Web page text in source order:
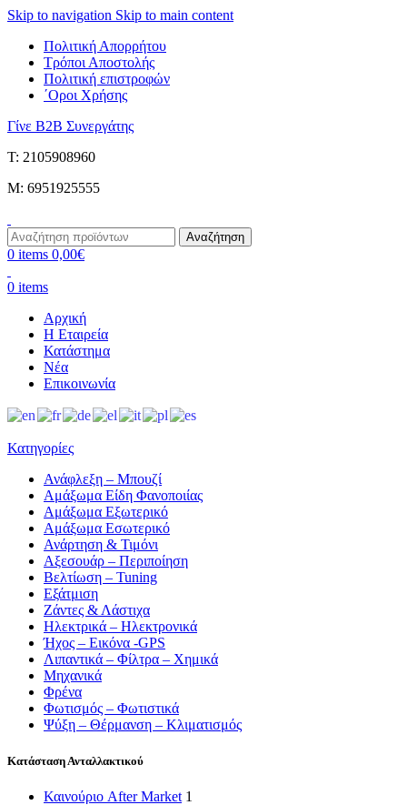
Skip to navigation Skip to main content
Πολιτική Απορρήτου
Τρόποι Αποστολής
Πολιτική επιστροφών
΄Οροι Χρήσης
Γίνε B2B Συνεργάτης
Τ: 2105908960
M: 6951925555
Αναζήτηση
0 items 0,00€
0 items
Αρχική
Η Εταιρεία
Κατάστημα
Νέα
Επικοινωνία
Κατηγορίες
Ανάφλεξη – Μπουζί
Αμάξωμα Είδη Φανοποιίας
Αμάξωμα Εξωτερικό
Αμάξωμα Εσωτερικό
Ανάρτηση & Τιμόνι
Αξεσουάρ – Περιποίηση
Βελτίωση – Tuning
Εξάτμιση
Ζάντες & Λάστιχα
Ηλεκτρικά – Ηλεκτρονικά
Ήχος – Εικόνα -GPS
Λιπαντικά – Φίλτρα – Χημικά
Μηχανικά
Φρένα
Φωτισμός – Φωτιστικά
Ψύξη – Θέρμανση – Κλιματισμός
Κατάσταση Ανταλλακτικού
Καινούριο After Market 1